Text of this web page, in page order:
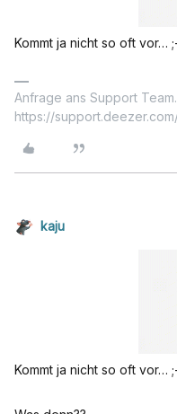
Kommt ja nicht so oft vor…
Anfrage ans Support
https://
kaju
Kommt ja nicht so oft vor…